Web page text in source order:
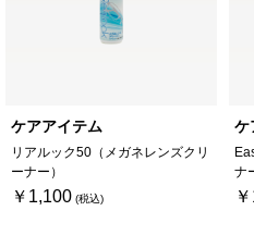
ケアアイテム
リアルック50（メガネレンズクリ
ーナー）
￥1,100
ケ
ナ